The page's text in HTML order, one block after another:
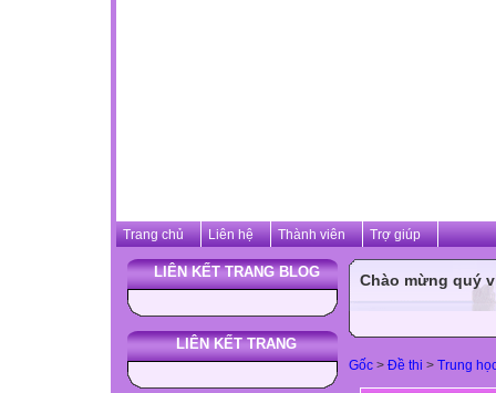
Trang chủ Liên hệ Thành viên Trợ giúp
LIÊN KẾT TRANG BLOG
LIÊN KẾT TRANG
Chào mừng quý
Gốc > Đề thi > Trung